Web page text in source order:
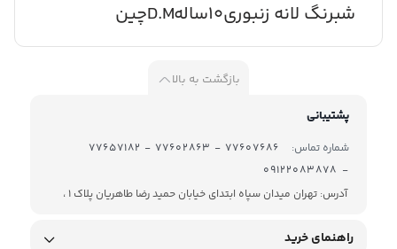
شبرنگ لانه زنبوری10سالهD.Mچین
بازگشت به بالا
پشتیبانی
شماره تماس:
- 09122083878
آدرس: تهران میدان سپاه ابتدای خیابان حمید رضا طاهریان پلاک 1 ،
راهنمای خرید